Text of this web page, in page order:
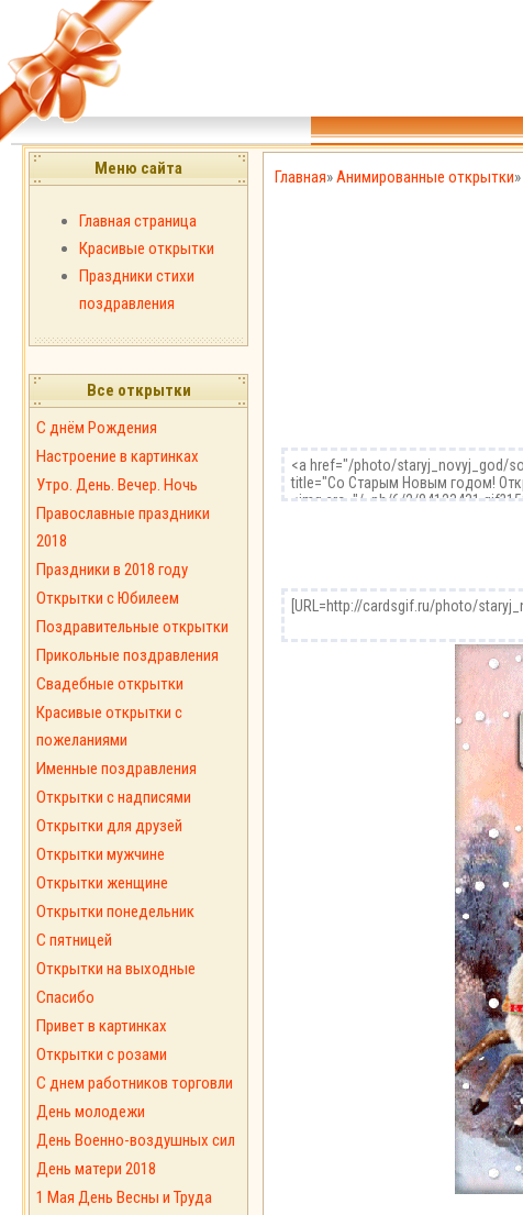
Меню сайта
Главная страница
Красивые открытки
Праздники стихи
поздравления
Все открытки
С днём Рождения
Настроение в картинках
Утро. День. Вечер. Ночь
Православные праздники
2018
Праздники в 2018 году
Открытки с Юбилеем
Поздравительные открытки
Прикольные поздравления
Свадебные открытки
Красивые открытки с
пожеланиями
Именные поздравления
Открытки с надписями
Открытки для друзей
Открытки мужчине
Открытки женщине
Открытки понедельник
С пятницей
Открытки на выходные
Спасибо
Привет в картинках
Открытки с розами
С днем работников торговли
День молодежи
День Военно-воздушных сил
День матери 2018
1 Мая День Весны и Труда
Главная»Анимированные открытки»